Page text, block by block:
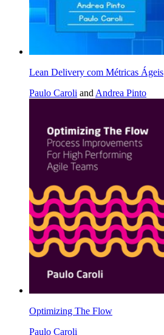
Lean Delivery com Métricas Ágeis
Paulo Caroli and Andrea Pinto
Optimizing The Flow
Paulo Caroli